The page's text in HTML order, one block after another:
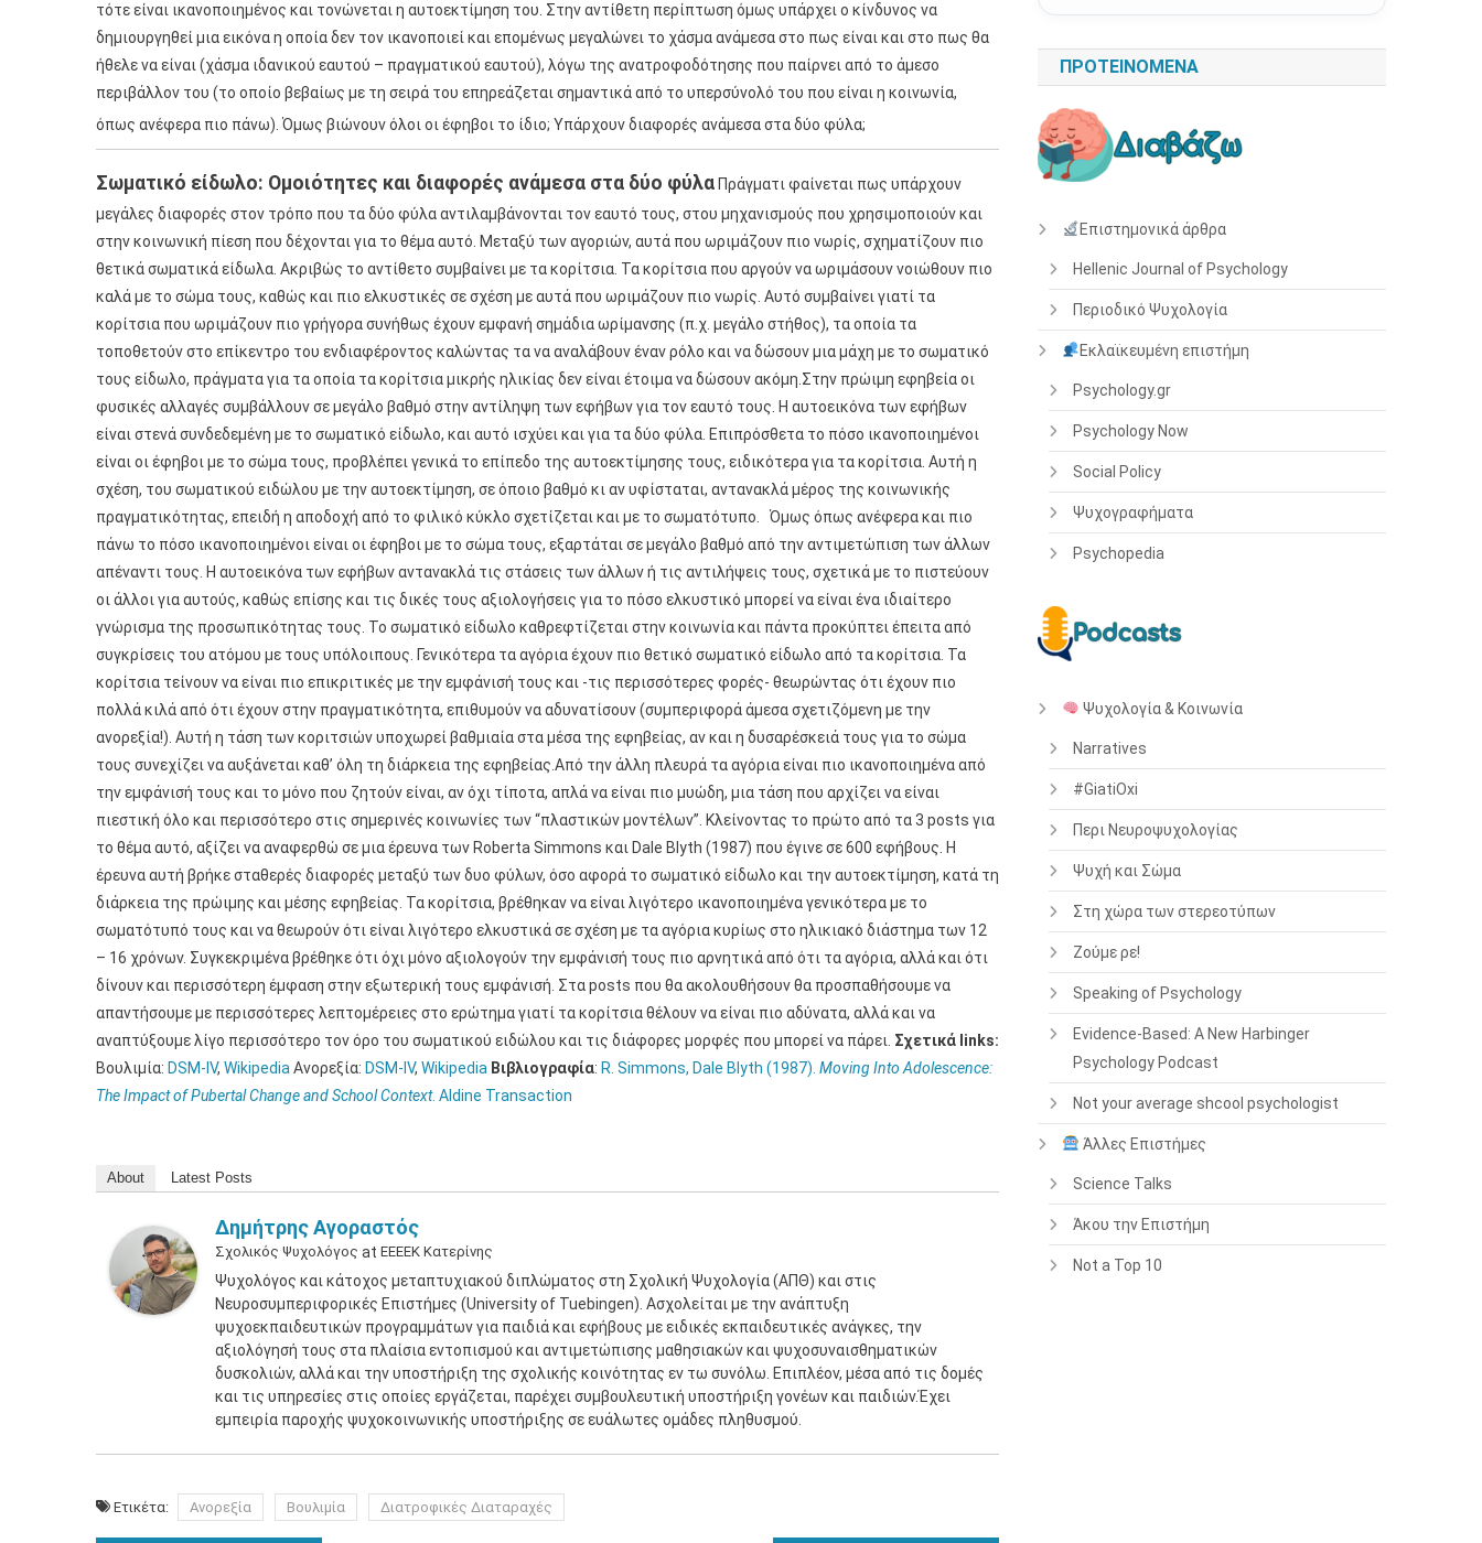
τότε είναι ικανοποιημένος και τονώνεται η αυτοεκτίμηση του. Στην αντίθετη περίπτωση όμως υπάρχει ο κίνδυνος να
δημιουργηθεί μια εικόνα η οποία δεν τον ικανοποιεί και επομένως μεγαλώνει το χάσμα ανάμεσα στο πως είναι και στο πως θα
ήθελε να είναι (χάσμα ιδανικού εαυτού – πραγματικού εαυτού), λόγω της ανατροφοδότησης που παίρνει από το άμεσο
περιβάλλον του (το οποίο βεβαίως με τη σειρά του επηρεάζεται σημαντικά από το υπερσύνολό του που είναι η κοινωνία,
όπως ανέφερα πιο πάνω). Όμως βιώνουν όλοι οι έφηβοι το ίδιο; Υπάρχουν διαφορές ανάμεσα στα δύο φύλα;
Σωματικό είδωλο: Ομοιότητες και διαφορές ανάμεσα στα δύο φύλα Πράγματι φαίνεται πως υπάρχουν
μεγάλες διαφορές στον τρόπο που τα δύο φύλα αντιλαμβάνονται τον εαυτό τους, στου μηχανισμούς που χρησιμοποιούν και
στην κοινωνική πίεση που δέχονται για το θέμα αυτό. Μεταξύ των αγοριών, αυτά που ωριμάζουν πιο νωρίς, σχηματίζουν πιο
θετικά σωματικά είδωλα. Ακριβώς το αντίθετο συμβαίνει με τα κορίτσια. Τα κορίτσια που αργούν να ωριμάσουν νοιώθουν πιο
καλά με το σώμα τους, καθώς και πιο ελκυστικές σε σχέση με αυτά που ωριμάζουν πιο νωρίς. Αυτό συμβαίνει γιατί τα
κορίτσια που ωριμάζουν πιο γρήγορα συνήθως έχουν εμφανή σημάδια ωρίμανσης (π.χ. μεγάλο στήθος), τα οποία τα
τοποθετούν στο επίκεντρο του ενδιαφέροντος καλώντας τα να αναλάβουν έναν ρόλο και να δώσουν μια μάχη με το σωματικό
τους είδωλο, πράγματα για τα οποία τα κορίτσια μικρής ηλικίας δεν είναι έτοιμα να δώσουν ακόμη.Στην πρώιμη εφηβεία οι
φυσικές αλλαγές συμβάλλουν σε μεγάλο βαθμό στην αντίληψη των εφήβων για τον εαυτό τους. Η αυτοεικόνα των εφήβων
είναι στενά συνδεδεμένη με το σωματικό είδωλο, και αυτό ισχύει και για τα δύο φύλα. Επιπρόσθετα το πόσο ικανοποιημένοι
είναι οι έφηβοι με το σώμα τους, προβλέπει γενικά το επίπεδο της αυτοεκτίμησης τους, ειδικότερα για τα κορίτσια. Αυτή η
σχέση, του σωματικού ειδώλου με την αυτοεκτίμηση, σε όποιο βαθμό κι αν υφίσταται, αντανακλά μέρος της κοινωνικής
πραγματικότητας, επειδή η αποδοχή από το φιλικό κύκλο σχετίζεται και με το σωματότυπο. Όμως όπως ανέφερα και πιο
πάνω το πόσο ικανοποιημένοι είναι οι έφηβοι με το σώμα τους, εξαρτάται σε μεγάλο βαθμό από την αντιμετώπιση των άλλων
απέναντι τους. Η αυτοεικόνα των εφήβων αντανακλά τις στάσεις των άλλων ή τις αντιλήψεις τους, σχετικά με το πιστεύουν
οι άλλοι για αυτούς, καθώς επίσης και τις δικές τους αξιολογήσεις για το πόσο ελκυστικό μπορεί να είναι ένα ιδιαίτερο
γνώρισμα της προσωπικότητας τους. Το σωματικό είδωλο καθρεφτίζεται στην κοινωνία και πάντα προκύπτει έπειτα από
συγκρίσεις του ατόμου με τους υπόλοιπους. Γενικότερα τα αγόρια έχουν πιο θετικό σωματικό είδωλο από τα κορίτσια. Τα
κορίτσια τείνουν να είναι πιο επικριτικές με την εμφάνισή τους και -τις περισσότερες φορές- θεωρώντας ότι έχουν πιο
πολλά κιλά από ότι έχουν στην πραγματικότητα, επιθυμούν να αδυνατίσουν (συμπεριφορά άμεσα σχετιζόμενη με την
ανορεξία!). Αυτή η τάση των κοριτσιών υποχωρεί βαθμιαία στα μέσα της εφηβείας, αν και η δυσαρέσκειά τους για το σώμα
τους συνεχίζει να αυξάνεται καθ’ όλη τη διάρκεια της εφηβείας.Από την άλλη πλευρά τα αγόρια είναι πιο ικανοποιημένα από
την εμφάνισή τους και το μόνο που ζητούν είναι, αν όχι τίποτα, απλά να είναι πιο μυώδη, μια τάση που αρχίζει να είναι
πιεστική όλο και περισσότερο στις σημερινές κοινωνίες των “πλαστικών μοντέλων”. Κλείνοντας το πρώτο από τα 3 posts για
το θέμα αυτό, αξίζει να αναφερθώ σε μια έρευνα των Roberta Simmons και Dale Blyth (1987) που έγινε σε 600 εφήβους. Η
έρευνα αυτή βρήκε σταθερές διαφορές μεταξύ των δυο φύλων, όσο αφορά το σωματικό είδωλο και την αυτοεκτίμηση, κατά τη
διάρκεια της πρώιμης και μέσης εφηβείας. Τα κορίτσια, βρέθηκαν να είναι λιγότερο ικανοποιημένα γενικότερα με το
σωματότυπό τους και να θεωρούν ότι είναι λιγότερο ελκυστικά σε σχέση με τα αγόρια κυρίως στο ηλικιακό διάστημα των 12
– 16 χρόνων. Συγκεκριμένα βρέθηκε ότι όχι μόνο αξιολογούν την εμφάνισή τους πιο αρνητικά από ότι τα αγόρια, αλλά και ότι
δίνουν και περισσότερη έμφαση στην εξωτερική τους εμφάνισή. Στα posts που θα ακολουθήσουν θα προσπαθήσουμε να
απαντήσουμε με περισσότερες λεπτομέρειες στο ερώτημα γιατί τα κορίτσια θέλουν να είναι πιο αδύνατα, αλλά και να
αναπτύξουμε λίγο περισσότερο τον όρο του σωματικού ειδώλου και τις διάφορες μορφές που μπορεί να πάρει. Σχετικά links:
Βουλιμία: DSM-IV, Wikipedia Aνορεξία: DSM-IV, Wikipedia Βιβλιογραφία: R. Simmons, Dale Blyth (1987). Moving Into Adolescence:
The Impact of Pubertal Change and School Context. Aldine Transaction
About Latest Posts
Δημήτρης Αγοραστός
Σχολικός Ψυχολόγος at ΕΕΕΕΚ Κατερίνης
Ψυχολόγος και κάτοχος μεταπτυχιακού διπλώματος στη Σχολική Ψυχολογία (ΑΠΘ) και στις
Νευροσυμπεριφορικές Επιστήμες (University of Tuebingen). Ασχολείται με την ανάπτυξη
ψυχοεκπαιδευτικών προγραμμάτων για παιδιά και εφήβους με ειδικές εκπαιδευτικές ανάγκες, την
αξιολόγησή τους στα πλαίσια εντοπισμού και αντιμετώπισης μαθησιακών και ψυχοσυναισθηματικών
δυσκολιών, αλλά και την υποστήριξη της σχολικής κοινότητας εν τω συνόλω. Επιπλέον, μέσα από τις δομές
και τις υπηρεσίες στις οποίες εργάζεται, παρέχει συμβουλευτική υποστήριξη γονέων και παιδιών.Έχει
εμπειρία παροχής ψυχοκοινωνικής υποστήριξης σε ευάλωτες ομάδες πληθυσμού.
Ετικέτα: Ανορεξία Βουλιμία Διατροφικές Διαταραχές
ΠΡΟΤΕΙΝΌΜΕΝΑ
Επιστημονικά άρθρα
Hellenic Journal of Psychology
Περιοδικό Ψυχολογία
Εκλαϊκευμένη επιστήμη
Psychology.gr
Psychology Now
Social Policy
Ψυχογραφήματα
Psychopedia
Ψυχολογία & Κοινωνία
Narratives
#GiatiOxi
Περι Νευροψυχολογίας
Ψυχή και Σώμα
Στη χώρα των στερεοτύπων
Ζούμε ρε!
Speaking of Psychology
Evidence-Based: A New Harbinger
Psychology Podcast
Not your average shcool psychologist
Άλλες Επιστήμες
Science Talks
Άκου την Επιστήμη
Not a Top 10